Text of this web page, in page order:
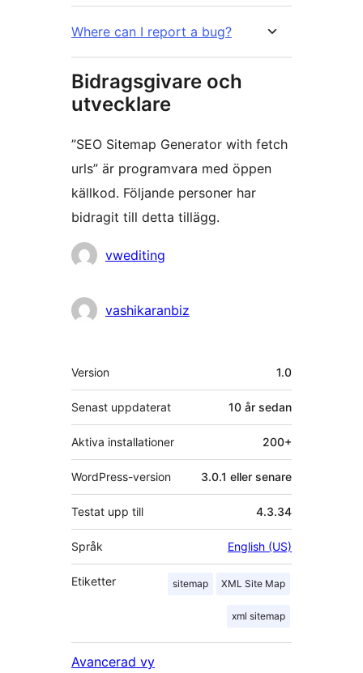
Where can I report a bug?
Bidragsgivare och
utvecklare
”SEO Sitemap Generator with fetch
urls” är programvara med öppen
källkod. Följande personer har
bidragit till detta tillägg.
Bidragande
vwediting
vashikaranbiz
Meta
Version 1.0
Senast uppdaterat 10 år sedan
Aktiva installationer 200+
WordPress-version 3.0.1 eller senare
Testat upp till 4.3.34
Språk English (US)
Etiketter sitemap XML Site Map
xml sitemap
Avancerad vy